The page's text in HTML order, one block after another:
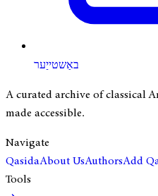
באַשטייַער
A curated archive of classical
made accessible.
Navigate
QasidaAbout UsAuthorsAdd
Tools